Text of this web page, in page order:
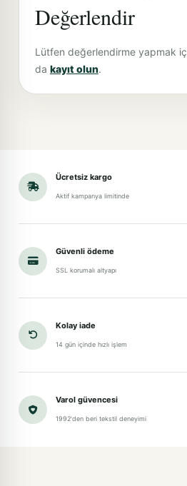
Değerlendir
Lütfen değerlendirme yapmak
da kayıt olun.
Ücretsiz kargo
Aktif kampanya limitinde
Güvenli ödeme
SSL korumalı altyapı
Kolay iade
14 gün içinde hızlı işlem
Varol güvencesi
1992'den beri tekstil deneyimi